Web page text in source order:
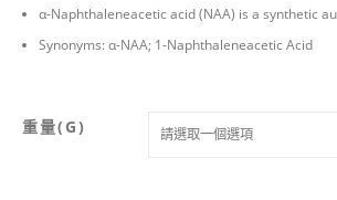
α-Naphthaleneacetic acid (NAA) is a synthetic
Synonyms: α-NAA; 1-Naphthaleneacetic Acid
重量(G)